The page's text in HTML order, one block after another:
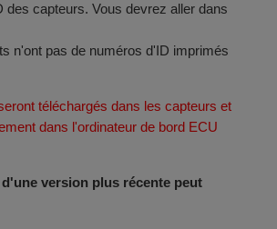
capteurs. Vous devrez aller dans
n'ont pas de numéros d'ID imprimés
téléchargés dans les capteurs et
dans l'ordinateur de bord ECU
version plus récente peut